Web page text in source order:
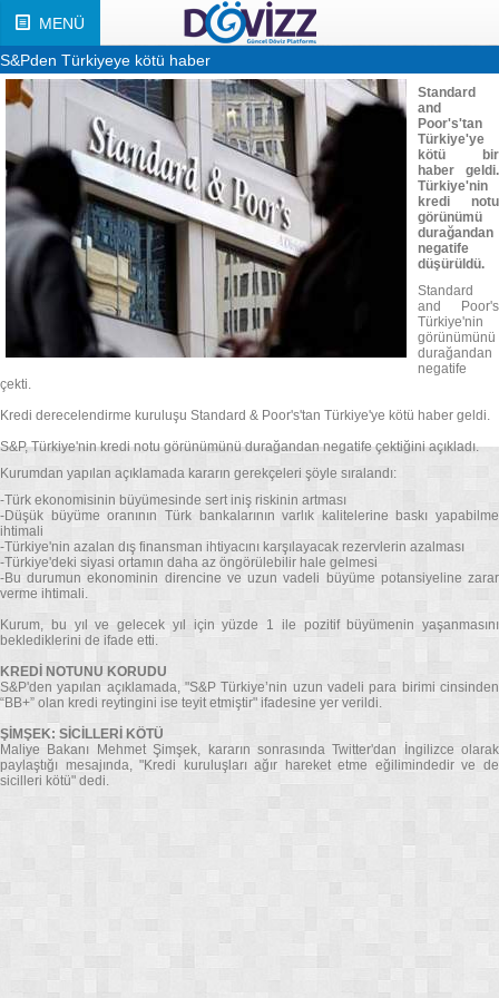
MENÜ
S&Pden Türkiyeye kötü haber
Standard
and
Poor's'tan
Türkiye'ye
kötü bir
haber geldi.
Türkiye'nin
kredi notu
görünümü
durağandan
negatife
düşürüldü.
Standard
and Poor's
Türkiye'nin
görünümünü
durağandan
negatife
çekti.
Kredi derecelendirme kuruluşu Standard & Poor's'tan Türkiye'ye kötü haber geldi.
S&P, Türkiye'nin kredi notu görünümünü durağandan negatife çektiğini açıkladı.
Kurumdan yapılan açıklamada kararın gerekçeleri şöyle sıralandı:
-Türk ekonomisinin büyümesinde sert iniş riskinin artması
-Düşük büyüme oranının Türk bankalarının varlık kalitelerine baskı yapabilme
ihtimali
-Türkiye'nin azalan dış finansman ihtiyacını karşılayacak rezervlerin azalması
-Türkiye'deki siyasi ortamın daha az öngörülebilir hale gelmesi
-Bu durumun ekonominin direncine ve uzun vadeli büyüme potansiyeline zarar
verme ihtimali.
Kurum, bu yıl ve gelecek yıl için yüzde 1 ile pozitif büyümenin yaşanmasını
beklediklerini de ifade etti.
KREDİ NOTUNU KORUDU
S&P'den yapılan açıklamada, "S&P Türkiye’nin uzun vadeli para birimi cinsinden
“BB+” olan kredi reytingini ise teyit etmiştir" ifadesine yer verildi.
ŞİMŞEK: SİCİLLERİ KÖTÜ
Maliye Bakanı Mehmet Şimşek, kararın sonrasında Twitter'dan İngilizce olarak
paylaştığı mesajında, "Kredi kuruluşları ağır hareket etme eğilimindedir ve de
sicilleri kötü" dedi.